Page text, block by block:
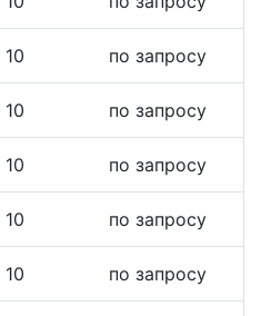
10 по запросу
10 по запросу
10 по запросу
10 по запросу
10 по запросу